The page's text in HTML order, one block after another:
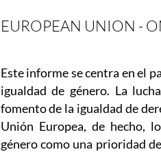
EUROPEAN UNION -
Este informe se centra en el
igualdad de género. La
fomento de la igualdad de
Unión Europea, de hecho,
género como una prioridad